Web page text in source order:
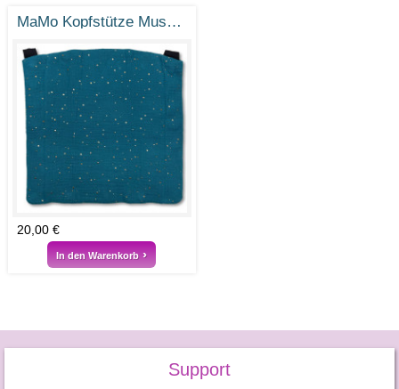
MaMo Kopfstütze Musselin Petrol Gold Punkte
20,00 €
In den Warenkorb
Support